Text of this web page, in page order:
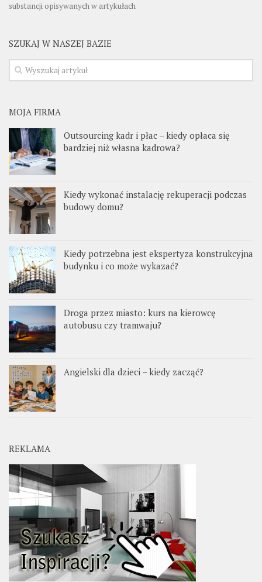
substancji opisywanych w artykułach
SZUKAJ W NASZEJ BAZIE
MOJA FIRMA
Outsourcing kadr i płac – kiedy opłaca się
bardziej niż własna kadrowa?
Kiedy wykonać instalację rekuperacji podczas
budowy domu?
Kiedy potrzebna jest ekspertyza konstrukcyjna
budynku i co może wykazać?
Droga przez miasto: kurs na kierowcę
autobusu czy tramwaju?
Angielski dla dzieci – kiedy zacząć?
REKLAMA